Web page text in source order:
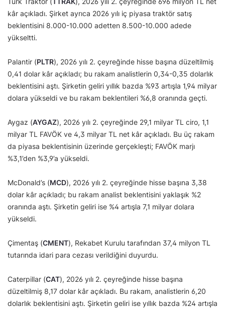
kâr açıkladı. Şirket ayrıca 2026 yılı iç piyasa traktör satış
beklentisini 8.000-10.000 adetten 8.500-10.000 adede
yükseltti.
Palantir (PLTR), 2026 yılı 2. çeyreğinde hisse başına düzeltilmiş
0,41 dolar kâr açıkladı; bu rakam analistlerin 0,34-0,35 dolarlık
beklentisini aştı. Şirketin geliri yıllık bazda %93 artışla 1,94 milyar
dolara yükseldi ve bu rakam beklentileri %6,8 oranında geçti.
Aygaz (AYGAZ), 2026 yılı 2. çeyreğinde 29,1 milyar TL ciro, 1,1
milyar TL FAVÖK ve 4,3 milyar TL net kâr açıkladı. Bu üç rakam
da piyasa beklentisinin üzerinde gerçekleşti; FAVÖK marjı
%3,1’den %3,9’a yükseldi.
McDonald’s (MCD), 2026 yılı 2. çeyreğinde hisse başına 3,38
dolar kâr açıkladı; bu rakam analist beklentisini yaklaşık %2
oranında aştı. Şirketin geliri ise %4 artışla 7,1 milyar dolara
yükseldi.
Çimentaş (CMENT), Rekabet Kurulu tarafından 37,4 milyon TL
tutarında idari para cezası verildiğini duyurdu.
Caterpillar (CAT), 2026 yılı 2. çeyreğinde hisse başına
düzeltilmiş 8,17 dolar kâr açıkladı. Bu rakam, analistlerin 6,20
dolarlık beklentisini aştı. Şirketin geliri ise yıllık bazda %24 artışla